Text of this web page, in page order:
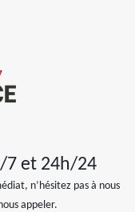
7 et 24h/24
n’hésitez pas à nous
appeler.